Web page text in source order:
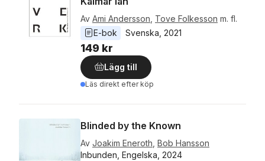
Av Ami Andersson Tove Folkesson m. fl.
E-bok
Svenska 2021
149 kr
Lägg till
Läs direkt efter köp
Blinded by the Known
Av Joakim Eneroth Bob Hansson
Inbunden, Engelska, 2024